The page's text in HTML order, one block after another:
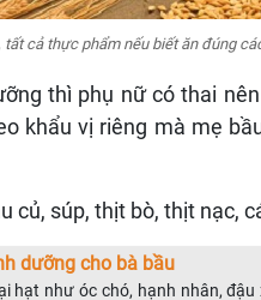
tất cả thực phẩm nếu biết ăn đúng
thì phụ nữ có thai
khẩu vị riêng mà mẹ
củ, súp, thịt bò, thịt nạc,
dưỡng cho bà bầu
hạt như óc chó, hạnh nhân,